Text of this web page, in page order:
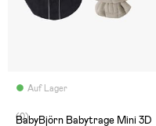
Auf Lager
(0)
BabyBjörn Babytrage Mini 3D